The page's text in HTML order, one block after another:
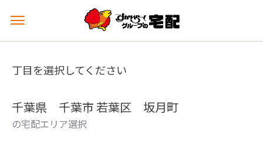
メ
ュ
を
丁目を選択してください
千葉県 千葉市 若葉区 坂月町
の宅配エリア選択